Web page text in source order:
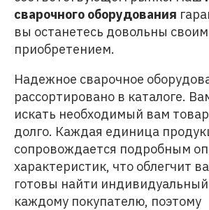
сварочного оборудования
вы останетесь довольны своим
приобретением.
Надежное сварочное
рассортировано в каталоге.
искать необходимый вам
долго. Каждая единица
сопровождается подробным
характеристик, что облегчит
готовы найти
каждому покупателю, поэтому